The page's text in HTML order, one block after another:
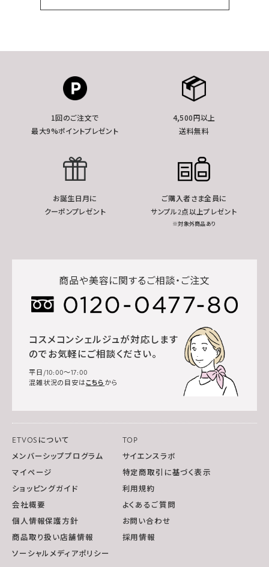
1回のご注文で
最大9%ポイントプレゼント
4,500円以上
送料無料
お誕生日月に
クーポンプレゼント
ご購入者さま全員に
サンプル2点以上プレゼント
※対象外商品あり
商品や美容に関するご相談・ご注文
コスメコンシェルジュが対応します
のでお気軽にご相談ください。
平日/10:00～17:00
混雑状況の目安はこちら から
ETVOSについて
TOP
メンバーシッププログラム
サイエンスラボ
マイページ
特定商取引に基づく表示
ショッピングガイド
利用規約
会社概要
よくあるご質問
個人情報保護方針
お問い合わせ
商品取り扱い店舗情報
採用情報
ソーシャルメディアポリシー